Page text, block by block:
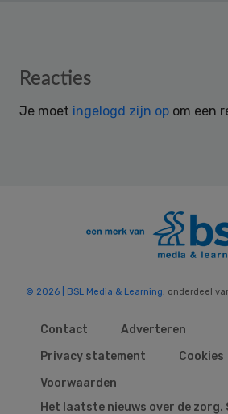
Reader
Reacties
Je moet ingelogd zijn op om een
© 2026 | BSL Media & Learning, onderdeel
Contact
Adverteren
Privacy statement
Cookies
Voorwaarden
Het laatste nieuws over de zorg.